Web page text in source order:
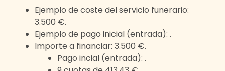
Ejemplo de coste del servicio funerario:
3.500 €.
Ejemplo de pago inicial (entrada): .
Importe a financiar: 3.500 €.
Pago incial (entrada): .